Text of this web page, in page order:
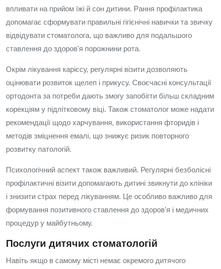
впливати на прийом їжі й сон дитини. Рання профілактика
допомагає сформувати правильні гігієнічні навички та звичку
відвідувати стоматолога, що важливо для подальшого
ставлення до здоров'я порожнини рота.
Окрім лікування карієсу, регулярні візити дозволяють
оцінювати розвиток щелеп і прикусу. Своєчасні консультації
ортодонта за потреби дають змогу запобігти більш складним
корекціям у підлітковому віці. Також стоматолог може надати
рекомендації щодо харчування, використання фторидів і
методів зміцнення емалі, що знижує ризик повторного
розвитку патологій.
Психологічний аспект також важливий. Регулярні безболісні
профілактичні візити допомагають дитині звикнути до клініки
і знизити страх перед лікуванням. Це особливо важливо для
формування позитивного ставлення до здоров'я і медичних
процедур у майбутньому.
Послуги дитячих стоматологій
Навіть якщо в самому місті немає окремого дитячого